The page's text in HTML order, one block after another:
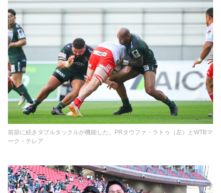
前節に続きダブルタックルが機能した。PRタウファ・ラトゥ（左）とWTBマ
ーク・テレア